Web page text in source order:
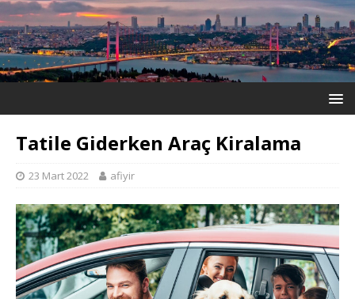
Tatile Giderken Araç Kiralama
23 Mart 2022 afiyir